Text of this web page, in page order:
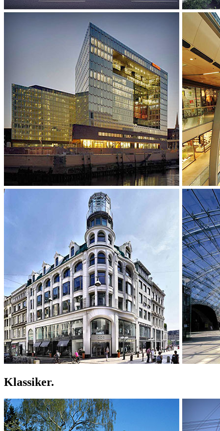
Klassiker.